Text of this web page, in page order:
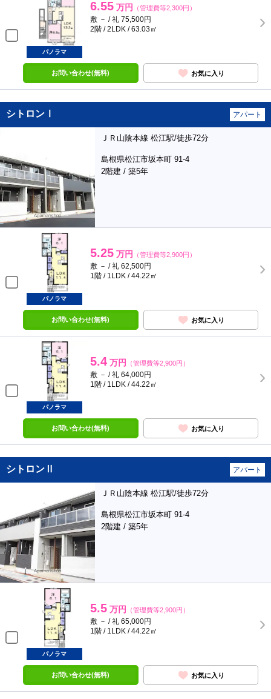
6.55 万円 （管理費等2,300円）
敷 － / 礼 75,500円
2階 / 2LDK / 63.03㎡
パノラマ
お問い合わせ(無料) お気に入り
シトロンⅠ アパート
ＪＲ山陰本線 松江駅/徒歩72分
島根県松江市坂本町 91-4
2階建 / 築5年
5.25 万円 （管理費等2,900円）
敷 － / 礼 62,500円
1階 / 1LDK / 44.22㎡
パノラマ
お問い合わせ(無料) お気に入り
5.4 万円 （管理費等2,900円）
敷 － / 礼 64,000円
1階 / 1LDK / 44.22㎡
パノラマ
お問い合わせ(無料) お気に入り
シトロンⅡ アパート
ＪＲ山陰本線 松江駅/徒歩72分
島根県松江市坂本町 91-4
2階建 / 築5年
5.5 万円 （管理費等2,900円）
敷 － / 礼 65,000円
1階 / 1LDK / 44.22㎡
パノラマ
お問い合わせ(無料) お気に入り